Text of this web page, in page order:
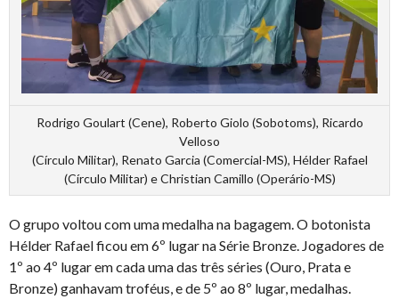
Rodrigo Goulart (Cene), Roberto Giolo (Sobotoms), Ricardo
Velloso
(Círculo Militar), Renato Garcia (Comercial-MS), Hélder Rafael
(Círculo Militar) e Christian Camillo (Operário-MS)
O grupo voltou com uma medalha na bagagem. O botonista
Hélder Rafael ficou em 6º lugar na Série Bronze. Jogadores de
1º ao 4º lugar em cada uma das três séries (Ouro, Prata e
Bronze) ganhavam troféus, e de 5º ao 8º lugar, medalhas.